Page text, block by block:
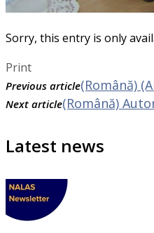
Sorry, this entry is only
Print
Previous article(Română)
Next article(Română)
Latest news